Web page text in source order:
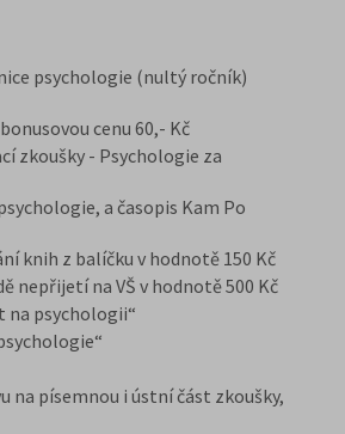
psychologie (nultý ročník)
cenu 60,- Kč
zkoušky - Psychologie za
a časopis Kam Po
knih z balíčku v hodnotě 150 Kč
nepřijetí na VŠ v hodnotě 500 Kč
na psychologii“
písemnou i ústní část zkoušky,